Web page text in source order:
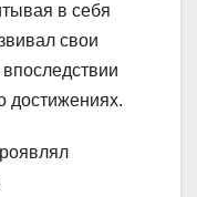
в себя
свои
достижениях.